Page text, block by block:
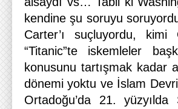
kendine şu soruyu
Carter’ı suçluyordu,
“Titanic”te iskemleler
konusunu tartışmak kadar
dönemi yoktu ve İslam
Ortadoğu’da 21. yüzyılda